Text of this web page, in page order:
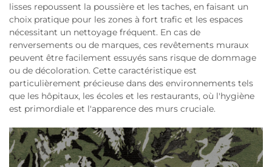
lisses repoussent la poussière et les taches, en faisant un
choix pratique pour les zones à fort trafic et les espaces
nécessitant un nettoyage fréquent. En cas de
renversements ou de marques, ces revêtements muraux
peuvent être facilement essuyés sans risque de dommage
ou de décoloration. Cette caractéristique est
particulièrement précieuse dans des environnements tels
que les hôpitaux, les écoles et les restaurants, où l'hygiène
est primordiale et l'apparence des murs cruciale.